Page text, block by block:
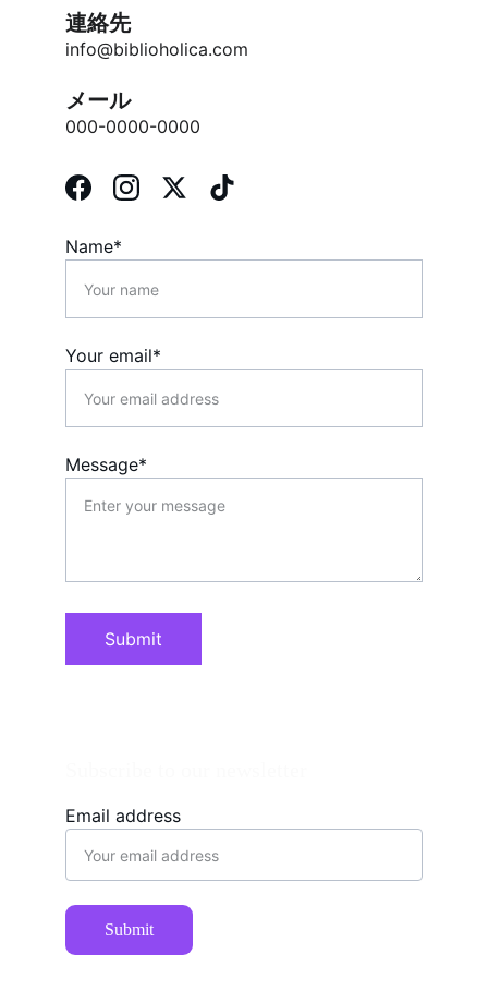
連絡先
メール
Name*
Your email*
Message*
Submit
info@biblioholica.com
000-0000-0000
Email address
Submit